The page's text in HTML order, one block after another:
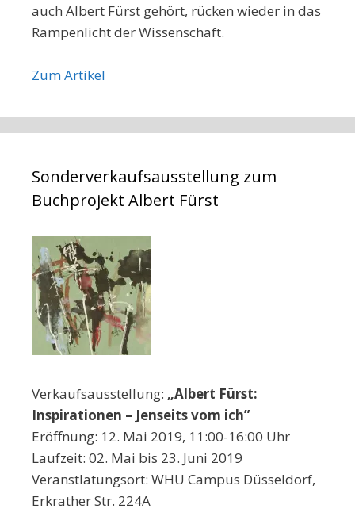
auch Albert Fürst gehört, rücken wieder in das
Rampenlicht der Wissenschaft.
Zum Artikel
Sonderverkaufsausstellung zum
Buchprojekt Albert Fürst
Verkaufsausstellung: „Albert Fürst:
Inspirationen – Jenseits vom ich”
Eröffnung: 12. Mai 2019, 11:00-16:00 Uhr
Laufzeit: 02. Mai bis 23. Juni 2019
Veranstlatungsort: WHU Campus Düsseldorf,
Erkrather Str. 224A